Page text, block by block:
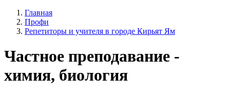
Главная
Профи
Репетиторы и учителя в городе Кирьят Ям
Частное преподавание -
химия, биология